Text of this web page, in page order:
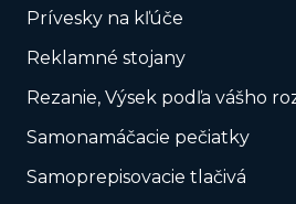
Prívesky na kľúče
Reklamné stojany
Rezanie, Výsek podľa vášho
Samonamáčacie pečiatky
Samoprepisovacie tlačivá